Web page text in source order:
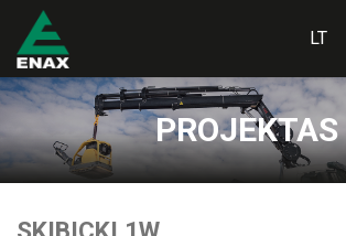
HIAB hidrauliniai
manipuliatoriai
PROJEKTAS